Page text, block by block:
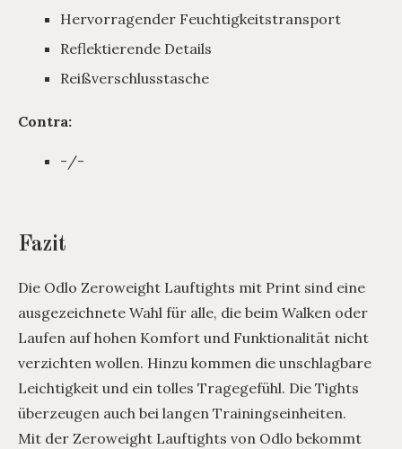
Hervorragender Feuchtigkeitstransport
Reflektierende Details
Reißverschlusstasche
Contra:
-/-
Fazit
Die Odlo Zeroweight Lauftights mit Print sind eine
ausgezeichnete Wahl für alle, die beim Walken oder
Laufen auf hohen Komfort und Funktionalität nicht
verzichten wollen. Hinzu kommen die unschlagbare
Leichtigkeit und ein tolles Tragegefühl. Die Tights
überzeugen auch bei langen Trainingseinheiten.
Mit der Zeroweight Lauftights von Odlo bekommt